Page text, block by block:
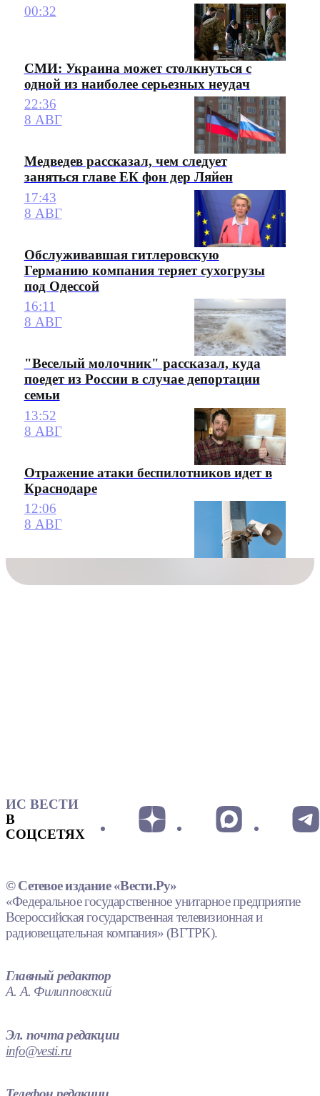
00:32
СМИ: Украина может столкнуться с
одной из наиболее серьезных неудач
22:36
8 АВГ
Медведев рассказал, чем следует
заняться главе ЕК фон дер Ляйен
17:43
8 АВГ
Обслуживавшая гитлеровскую
Германию компания теряет сухогрузы
под Одессой
16:11
8 АВГ
"Веселый молочник" рассказал, куда
поедет из России в случае депортации
семьи
13:52
8 АВГ
Отражение атаки беспилотников идет в
Краснодаре
12:06
8 АВГ
ИС ВЕСТИ
В
СОЦСЕТЯХ
© Сетевое издание «Вести.Ру»
«Федеральное государственное унитарное предприятие
Всероссийская государственная телевизионная и
радиовещательная компания» (ВГТРК).
Главный редактор
А. А. Филипповский
Эл. почта редакции
info@vesti.ru